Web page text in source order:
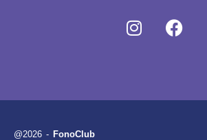
@2026 - FonoClub